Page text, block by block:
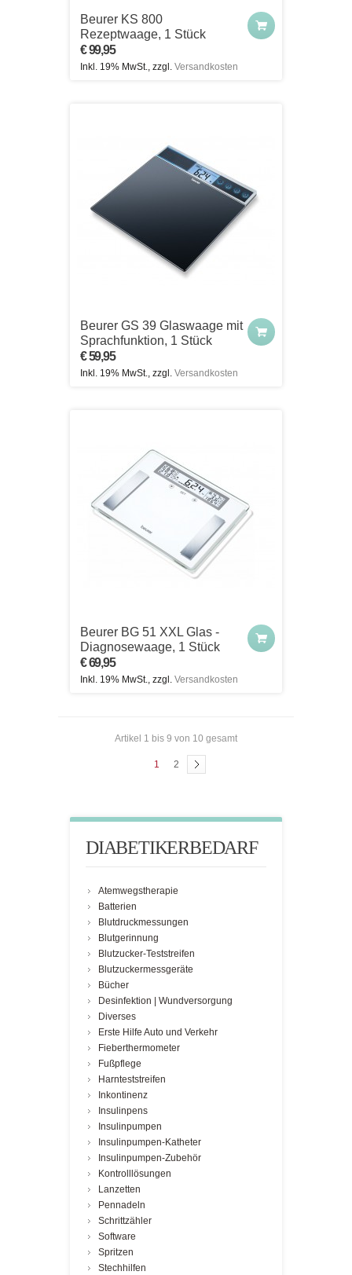
Beurer KS 800
Rezeptwaage, 1 Stück
€ 99,95
Inkl. 19% MwSt., zzgl. Versandkosten
Beurer GS 39 Glaswaage mit
Sprachfunktion, 1 Stück
€ 59,95
Inkl. 19% MwSt., zzgl. Versandkosten
Beurer BG 51 XXL Glas -
Diagnosewaage, 1 Stück
€ 69,95
Inkl. 19% MwSt., zzgl. Versandkosten
Artikel 1 bis 9 von 10 gesamt
1 2
DIABETIKERBEDARF
Atemwegstherapie
Batterien
Blutdruckmessungen
Blutgerinnung
Blutzucker-Teststreifen
Blutzuckermessgeräte
Bücher
Desinfektion | Wundversorgung
Diverses
Erste Hilfe Auto und Verkehr
Fieberthermometer
Fußpflege
Harnteststreifen
Inkontinenz
Insulinpens
Insulinpumpen
Insulinpumpen-Katheter
Insulinpumpen-Zubehör
Kontrolllösungen
Lanzetten
Pennadeln
Schrittzähler
Software
Spritzen
Stechhilfen